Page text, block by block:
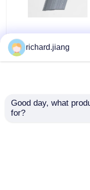
Rolltreppen-
Bodenplatte-
Rolltreppen-
richard.jiang
Good day, what
for?